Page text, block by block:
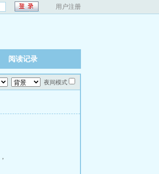
用户注册
阅读记录
夜间模式
，